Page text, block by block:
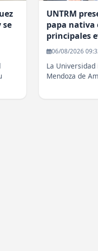
se
UNTRM
papa nativa
principales
06/08/2026
La Universidad
Mendoza de